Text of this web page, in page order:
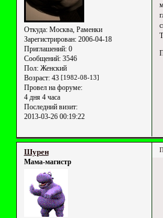
Откуда:Москва, Раменки
Зарегистрирован: 2006-04-18
Приглашений:0
Сообщений:3546
Пол:Женский
Возраст:43 [1982-08-13]
Провел на форуме:
4 дня 4 часа
Последний визит:
2013-03-26 00:19:22
Шурен
Мама-магистр